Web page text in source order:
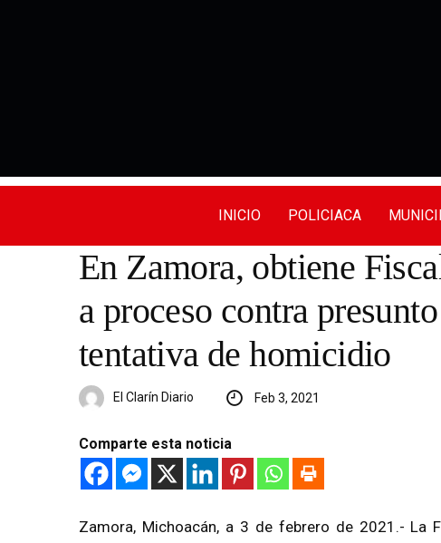
INICIO POLICIACA
En Zamora, obtiene
a proceso contra
tentativa de homicidio
El Clarín Diario Feb 3, 2021
Comparte esta noticia
Zamora, Michoacán, a 3 de febrero de 2021.- La